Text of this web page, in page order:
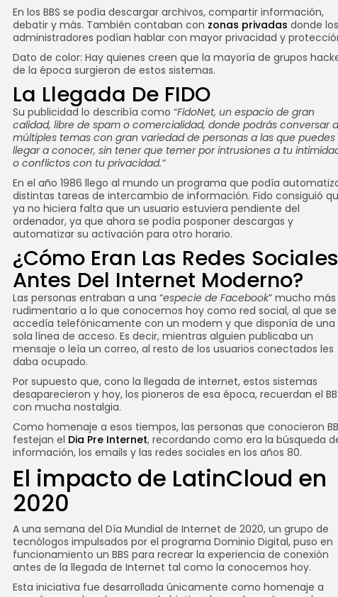
En los BBS se podía descargar archivos, compartir información,
debatir y más. También contaban con zonas privadas donde los
administradores podían hablar con mayor privacidad y
Dato de color: Hay quienes creen que la mayoría de grupos
de la época surgieron de estos sistemas.
La Llegada De FIDO
Su publicidad lo describía como “FidoNet, un espacio de gran
calidad, libre de spam o comercialidad, donde podrás conversar
múltiples temas con gran variedad de personas a las que puedes
llegar a conocer, sin tener que temer por intrusiones a tu
o conflictos con tu privacidad.”
En el año 1986 llego al mundo un programa que podía
distintas tareas de intercambio de información. Fido consiguió
ya no hiciera falta que un usuario estuviera pendiente del
ordenador, ya que ahora se podía posponer descargas y
automatizar su activación para otro horario.
¿cómo Eran Las Redes Sociales
Antes Del Internet Moderno?
Las personas entraban a una “especie de Facebook” mucho más
rudimentario a lo que conocemos hoy como red social, al que se
accedía telefónicamente con un modem y que disponía de una
sola línea de acceso. Es decir, mientras alguien publicaba un
mensaje o leía un correo, al resto de los usuarios conectados les
daba ocupado.
Por supuesto que, cono la llegada de internet, estos sistemas
desaparecieron y hoy, los pioneros de esa época, recuerdan el
con mucha nostalgia.
Como homenaje a esos tiempos, las personas que conocieron
festejan el Dia Pre Internet, recordando como era la búsqueda
información, los emails y las redes sociales en los años 80.
El impacto de LatinCloud en
2020
A una semana del Día Mundial de Internet de 2020, un grupo de
tecnólogos impulsados por el programa Dominio Digital, puso en
funcionamiento un BBS para recrear la experiencia de conexión
antes de la llegada de Internet tal como la conocemos hoy.
Esta iniciativa fue desarrollada únicamente como homenaje a